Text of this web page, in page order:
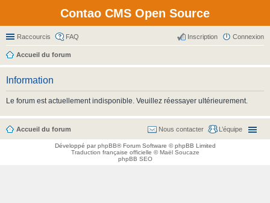
Contao CMS Open Source
Raccourcis FAQ Connexion
Inscription
Accueil du forum
Information
Le forum est actuellement indisponible. Veuillez réessayer ultérieurement.
Accueil du forum L’équipe
Nous contacter
Développé parphpBB® Forum Software © phpBB Limited
Traduction française officielle ©Maël Soucaze
phpBB SEO